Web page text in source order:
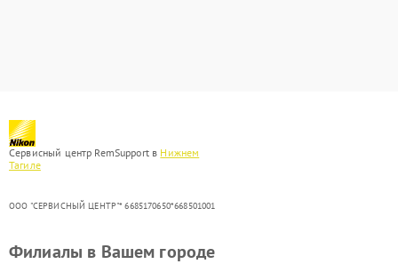
Сервисный центр RemSupport в Нижнем
Тагиле
ООО "СЕРВИСНЫЙ ЦЕНТР"* 6685170650*668501001
Филиалы в Вашем городе